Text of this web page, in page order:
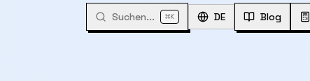
Suchen... ⌘K DE Blog